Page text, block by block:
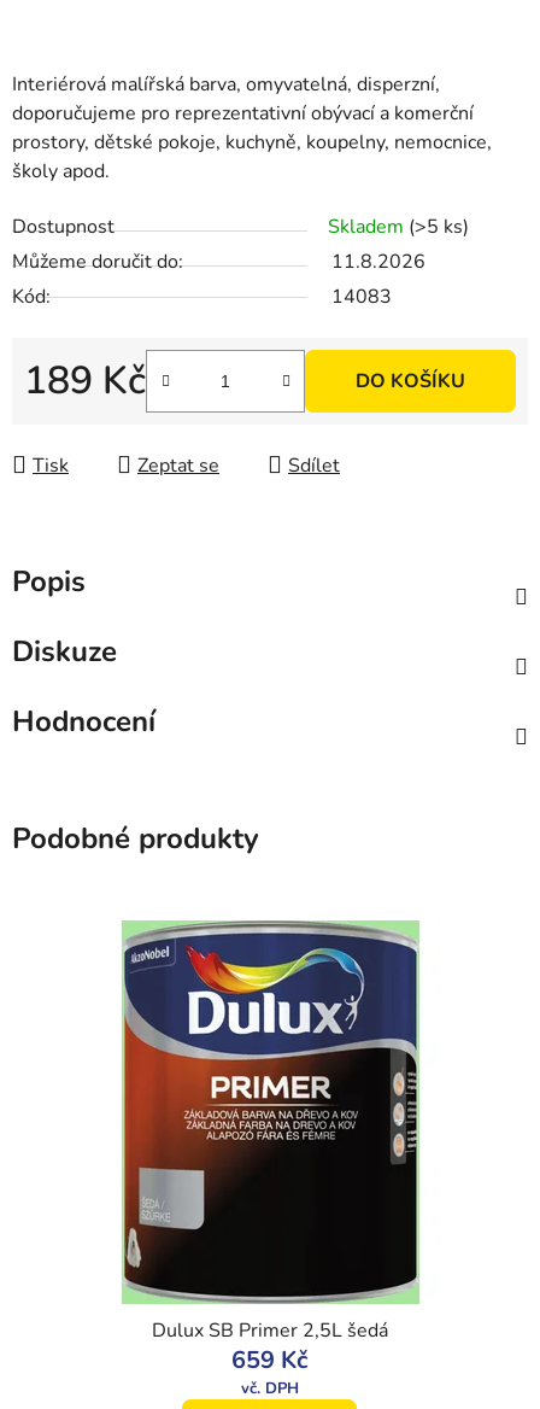
Interiérová malířská barva, omyvatelná, disperzní,
doporučujeme pro reprezentativní obývací a komerční
prostory, dětské pokoje, kuchyně, koupelny, nemocnice,
školy apod.
Dostupnost Skladem (>5 ks)
Můžeme doručit do:
11.8.2026
Kód:
14083
189 Kč DO KOŠÍKU
Tisk Zeptat se Sdílet
Popis
Diskuze
Hodnocení
Podobné produkty
Dulux SB Primer 2,5L šedá
659 Kč